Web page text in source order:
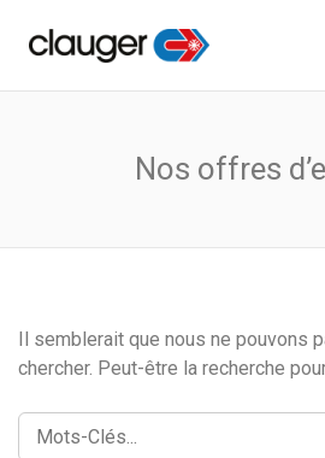
Nos offres
Il semblerait que nous ne pouvons
chercher. Peut-être la recherche
RECHERCHE: